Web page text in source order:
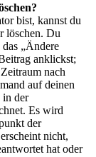
bist, kannst du
löschen. Du
„Ändere
anklickst;
nach
auf deinen
in der
Es wird
der
nicht,
hat oder